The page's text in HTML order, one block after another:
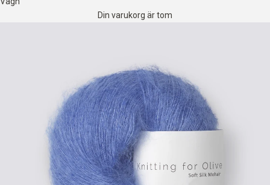
Din varukorg är tom